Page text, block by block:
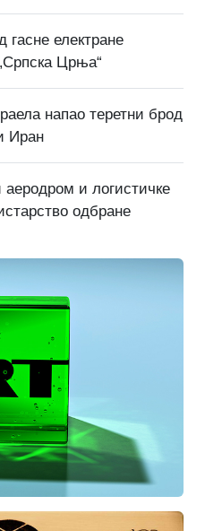
електране
Црња“
напао теретни брод
Иран
аеродром и логистичке
одбране